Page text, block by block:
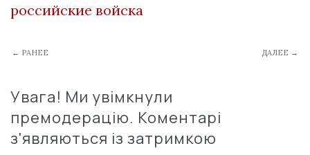
российские войска
← РАНЕЕ ДАЛЕЕ →
Увага! Ми увімкнули
премодерацію. Коментарі
з'являються із затримкою